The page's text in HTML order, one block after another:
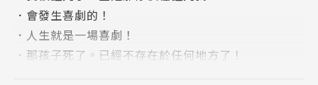
．會發生喜劇的！
．人生就是一場喜劇！
．那孩子死了。已經不存在於任何地方了！